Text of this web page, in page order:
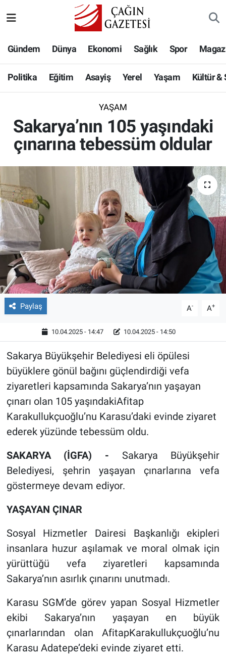
Gündem Dünya Ekonomi Sağlık Spor
Politika Eğitim Asayiş Yerel Yaşam Kültür &
YAŞAM
Sakarya’nın 105 yaşındaki
çınarına tebessüm oldular
Paylaş A- A+
10.04.2025 - 14:47 10.04.2025 - 14:50
Sakarya Büyükşehir Belediyesi eli öpülesi
büyüklere gönül bağını güçlendirdiği vefa
ziyaretleri kapsamında Sakarya’nın yaşayan
çınarı olan 105 yaşındakiAfitap
Karakullukçuoğlu’nu Karasu’daki evinde ziyaret
ederek yüzünde tebessüm oldu.
SAKARYA (İGFA) - Sakarya Büyükşehir
Belediyesi, şehrin yaşayan çınarlarına vefa
göstermeye devam ediyor.
YAŞAYAN ÇINAR
Sosyal Hizmetler Dairesi Başkanlığı ekipleri
insanlara huzur aşılamak ve moral olmak için
yürüttüğü vefa ziyaretleri kapsamında
Sakarya’nın asırlık çınarını unutmadı.
Karasu SGM’de görev yapan Sosyal Hizmetler
ekibi Sakarya’nın yaşayan en büyük
çınarlarından olan AfitapKarakullukçuoğlu’nu
Karasu Adatepe’deki evinde ziyaret etti.
Eğitim
Asayiş
Yaşam
Kültür & Sanat
Bilim-Teknoloji
Köşe Yazıları
Röportaj
Video Galeri
Hava Durumu
Namaz Vakitleri
Süper Lig Puan Durumu ve Fikstür
Tüm Manşetler
Son Dakika Haberleri
Haber Arşivi